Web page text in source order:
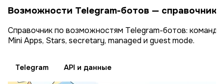
Возможности Telegram-ботов — справочник
Справочник по возможностям Telegram-ботов:
Mini Apps, Stars, secretary, managed и guest mode.
Telegram API и данные